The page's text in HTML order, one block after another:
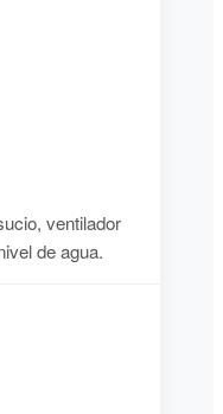
ventilador
de agua.